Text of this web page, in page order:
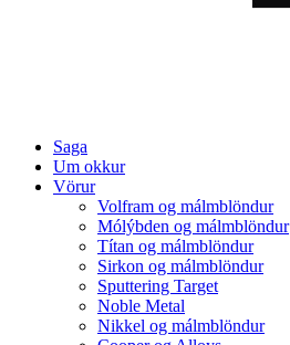
Saga
Um okkur
Vörur
Volfram og málmblöndur
Mólýbden og málmblöndur
Títan og málmblöndur
Sirkon og málmblöndur
Sputtering Target
Noble Metal
Nikkel og málmblöndur